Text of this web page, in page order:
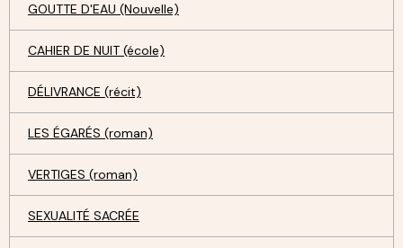
GOUTTE D'EAU (Nouvelle)
CAHIER DE NUIT (école)
DÉLIVRANCE (récit)
LES ÉGARÉS (roman)
VERTIGES (roman)
SEXUALITÉ SACRÉE